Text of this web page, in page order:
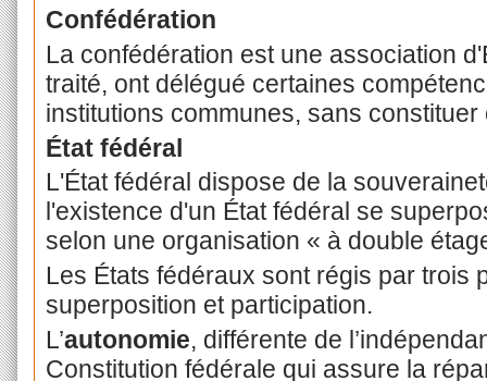
Confédération
La confédération est une association
traité, ont délégué certaines
institutions communes, sans
État fédéral
L'État fédéral dispose de la
l'existence d'un État fédéral se
selon une organisation « à double
Les États fédéraux sont régis par trois
superposition et participation.
L’autonomie, différente de
Constitution fédérale qui assure la